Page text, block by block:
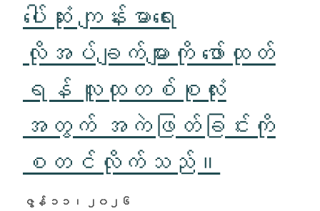
ပေါ်ဆုံး ကျန်းမာရေး
လိုအပ်ချက်များကို ဖော်ထုတ်
ရန် လူထုတစ်စုလုံး
အတွက် အကဲဖြတ်ခြင်းကို
စတင်လိုက်သည်။
ဇွန် ၁၁၊ ၂၀၂၆